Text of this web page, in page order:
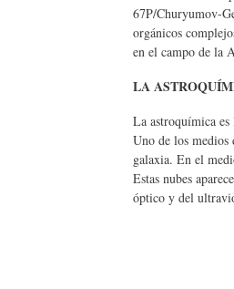
67P/Churyumov-
orgánicos
en el campo de la
LA
La astroquímica
Uno de los medios
galaxia. En el
Estas nubes
óptico y del